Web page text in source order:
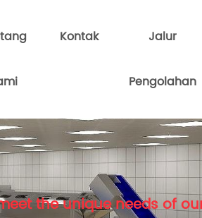
Kontak Jalur
Pengolahan
the unique needs of